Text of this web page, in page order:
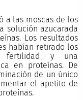
a las moscas de los
solución azucarada
Los resultados
habían retirado los
fertilidad y una
en proteínas. De
de un único
el apetito de